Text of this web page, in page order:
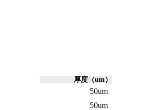
厚度（um）
50um
50um